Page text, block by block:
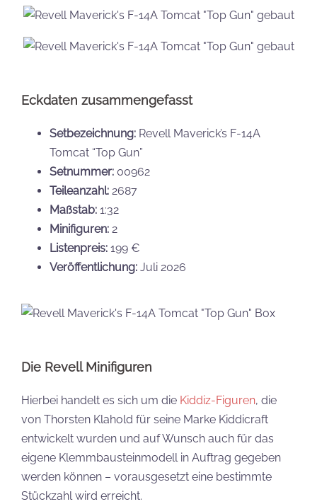
Eckdaten zusammengefasst
Setbezeichnung: Revell Maverick’s F-14A
Tomcat “Top Gun”
Setnummer: 00962
Teileanzahl: 2687
Maßstab: 1:32
Minifiguren: 2
Listenpreis: 199 €
Veröffentlichung: Juli 2026
Die Revell Minifiguren
Hierbei handelt es sich um die Kiddiz-Figuren, die
von Thorsten Klahold für seine Marke Kiddicraft
entwickelt wurden und auf Wunsch auch für das
eigene Klemmbausteinmodell in Auftrag gegeben
werden können – vorausgesetzt eine bestimmte
Stückzahl wird erreicht.